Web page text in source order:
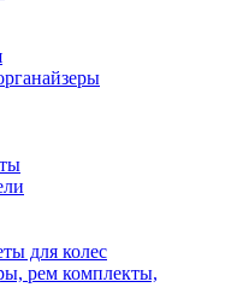
для колес
рем комплекты,